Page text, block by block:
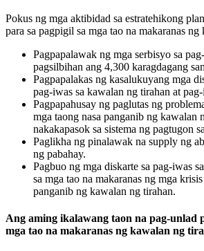
Pokus ng mga aktibidad sa estratehikong
para sa pagpigil sa mga tao na makaranas
Pagpapalawak ng mga serbisyo sa
pagsilbihan ang 4,300 karagdagang
Pagpapalakas ng kasalukuyang mga
pag-iwas sa kawalan ng tirahan at
Pagpapahusay ng paglutas ng
mga taong nasa panganib ng kawalan
nakakapasok sa sistema ng pagtugon
Paglikha ng pinalawak na supply ng
ng pabahay.
Pagbuo ng mga diskarte sa pag-iwas
sa mga tao na makaranas ng mga
panganib ng kawalan ng tirahan.
Ang aming ikalawang taon na pag-unlad
mga tao na makaranas ng kawalan ng